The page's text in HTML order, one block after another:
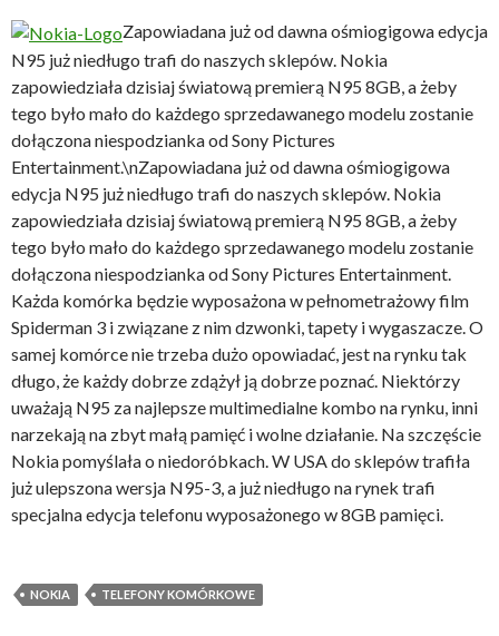
Zapowiadana już od dawna ośmiogigowa edycja
N95 już niedługo trafi do naszych sklepów. Nokia
zapowiedziała dzisiaj światową premierą N95 8GB, a żeby
tego było mało do każdego sprzedawanego modelu zostanie
dołączona niespodzianka od Sony Pictures
Entertainment.\nZapowiadana już od dawna ośmiogigowa
edycja N95 już niedługo trafi do naszych sklepów. Nokia
zapowiedziała dzisiaj światową premierą N95 8GB, a żeby
tego było mało do każdego sprzedawanego modelu zostanie
dołączona niespodzianka od Sony Pictures Entertainment.
Każda komórka będzie wyposażona w pełnometrażowy film
Spiderman 3 i związane z nim dzwonki, tapety i wygaszacze. O
samej komórce nie trzeba dużo opowiadać, jest na rynku tak
długo, że każdy dobrze zdążył ją dobrze poznać. Niektórzy
uważają N95 za najlepsze multimedialne kombo na rynku, inni
narzekają na zbyt małą pamięć i wolne działanie. Na szczęście
Nokia pomyślała o niedoróbkach. W USA do sklepów trafiła
już ulepszona wersja N95-3, a już niedługo na rynek trafi
specjalna edycja telefonu wyposażonego w 8GB pamięci.
NOKIA TELEFONY KOMÓRKOWE